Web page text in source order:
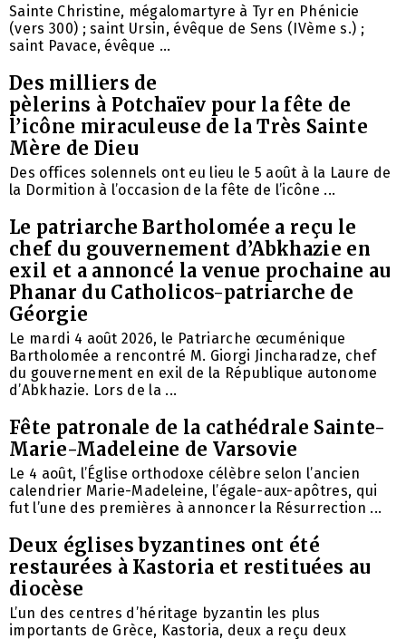
Sainte Christine, mégalomartyre à Tyr en Phénicie
(vers 300) ; saint Ursin, évêque de Sens (IVème s.) ;
saint Pavace, évêque ...
Des milliers de
pèlerins à Potchaïev pour la fête de
l’icône miraculeuse de la Très Sainte
Mère de Dieu
Des offices solennels ont eu lieu le 5 août à la Laure de
la Dormition à l’occasion de la fête de l’icône ...
Le patriarche Bartholomée a reçu le
chef du gouvernement d’Abkhazie en
exil et a annoncé la venue prochaine au
Phanar du Catholicos-patriarche de
Géorgie
Le mardi 4 août 2026, le Patriarche œcuménique
Bartholomée a rencontré M. Giorgi Jincharadze, chef
du gouvernement en exil de la République autonome
d’Abkhazie. Lors de la ...
Fête patronale de la cathédrale Sainte-
Marie-Madeleine de Varsovie
Le 4 août, l’Église orthodoxe célèbre selon l’ancien
calendrier Marie-Madeleine, l’égale-aux-apôtres, qui
fut l’une des premières à annoncer la Résurrection ...
Deux églises byzantines ont été
restaurées à Kastoria et restituées au
diocèse
L’un des centres d’héritage byzantin les plus
importants de Grèce, Kastoria, deux a reçu deux